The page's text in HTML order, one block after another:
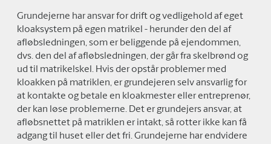
Grundejerne har ansvar for drift og vedligehold af eget
kloaksystem på egen matrikel - herunder den del af
afløbsledningen, som er beliggende på ejendommen,
dvs. den del af afløbsledningen, der går fra skelbrønd og
ud til matrikelskel. Hvis der opstår problemer med
kloakken på matriklen, er grundejeren selv ansvarlig for
at kontakte og betale en kloakmester eller entreprenør,
der kan løse problemerne. Det er grundejers ansvar, at
afløbsnettet på matriklen er intakt, så rotter ikke kan få
adgang til huset eller det fri. Grundejerne har endvidere